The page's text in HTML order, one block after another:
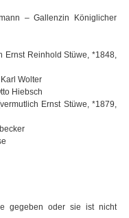
– Gallenzin Königlicher
Ernst Reinhold Stüwe, *1848,
Wolter
Ernst Stüwe, *1879,
gegeben oder sie ist nicht